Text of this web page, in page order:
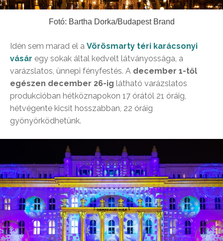
Fotó: Bartha Dorka/Budapest Brand
Idén sem marad el a Vörösmarty téri karácsonyi
vásár egy sokak által kedvelt látványossága, a
varázslatos, ünnepi fényfestés. A december 1-től
egészen december 26-ig látható varázslatos
produkcióban hétköznapokon 17 órától 21 óráig,
hétvégente kicsit hosszabban, 22 óráig
gyönyörködhetünk.